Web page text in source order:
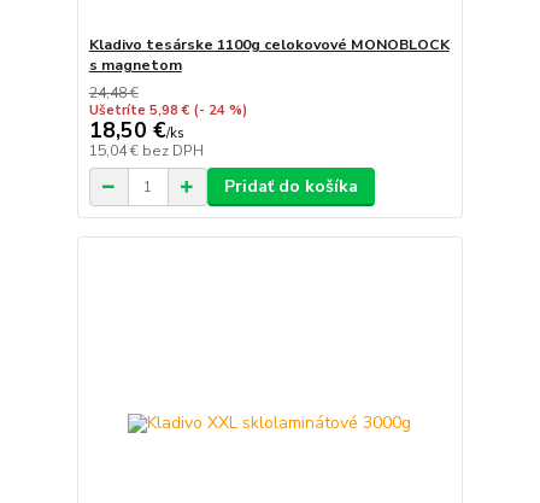
Kladivo tesárske 1100g celokovové MONOBLOCK
s magnetom
24,48 €
Ušetríte 5,98 € (- 24 %)
18,50 €/ks
15,04 € bez DPH
Pridať do košíka